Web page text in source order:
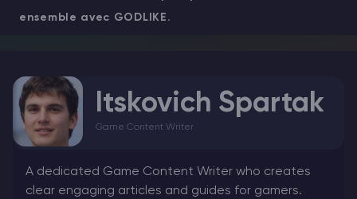
ensemble avec GODLIKE.
Itskovich Spartak
Game Content Writer
A dedicated Game Content Writer who creates
clear engaging articles and guides for gamers.